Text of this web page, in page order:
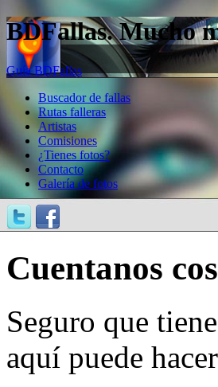
BDFallas. Mucho
Guía BDFallas
Buscador de fallas
Rutas falleras
Artistas
Comisiones
¿Tienes fotos?
Contacto
Galería de fotos
Cuentanos
Seguro que
aquí puede